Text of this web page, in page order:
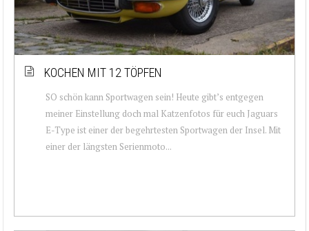
KOCHEN MIT 12 TÖPFEN
SO schön kann Sportwagen sein! Heute gibt’s entgegen
meiner Einstellung doch mal Katzenfotos für euch Jaguars
E-Type ist einer der begehrtesten Sportwagen der Insel. Mit
einer der längsten Serienmoto...